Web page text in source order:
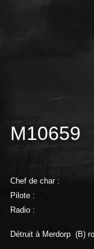
Chef de char :
Pilote :
Radio :
Détruit à Merdorp (B)